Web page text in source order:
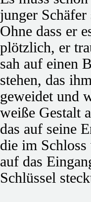
junger
Ohne dass er
plötzlich, er
sah auf einen
stehen, das
geweidet und
weiße Gestalt
das auf seine
die im
auf das
Schlüssel